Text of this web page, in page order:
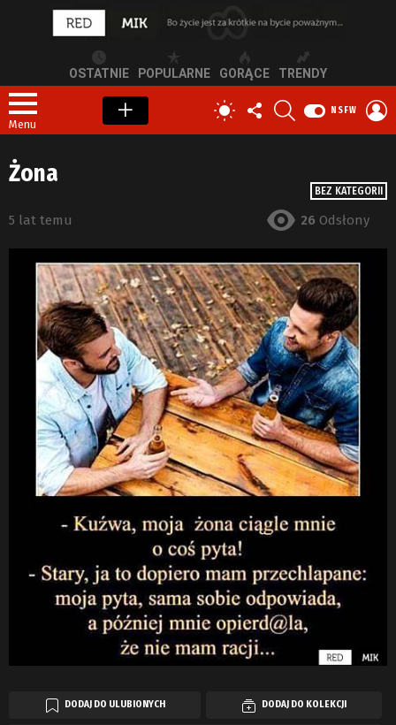
OSTATNIE POPULARNE GORĄCE TRENDY
Menu
PRZEŁĄCZ
SKÓRKĘ
OBSERWUJ
NAS
NSFW
BEZ KATEGORII
Żona
5 lat temu 26 Odsłony
DODAJ DO ULUBIONYCH DODAJ DO KOLEKCJI